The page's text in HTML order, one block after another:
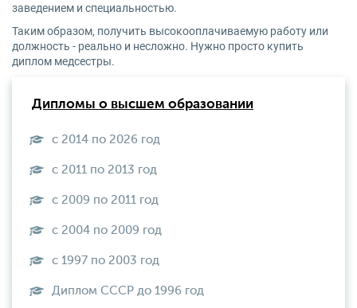
заведением и специальностью.
Таким образом, получить высокооплачиваемую работу или
должность - реально и несложно. Нужно просто купить
диплом медсестры.
Дипломы о высшем образовании
с 2014 по 2026 год
с 2011 по 2013 год
с 2009 по 2011 год
с 2004 по 2009 год
с 1997 по 2003 год
Диплом СССР до 1996 год